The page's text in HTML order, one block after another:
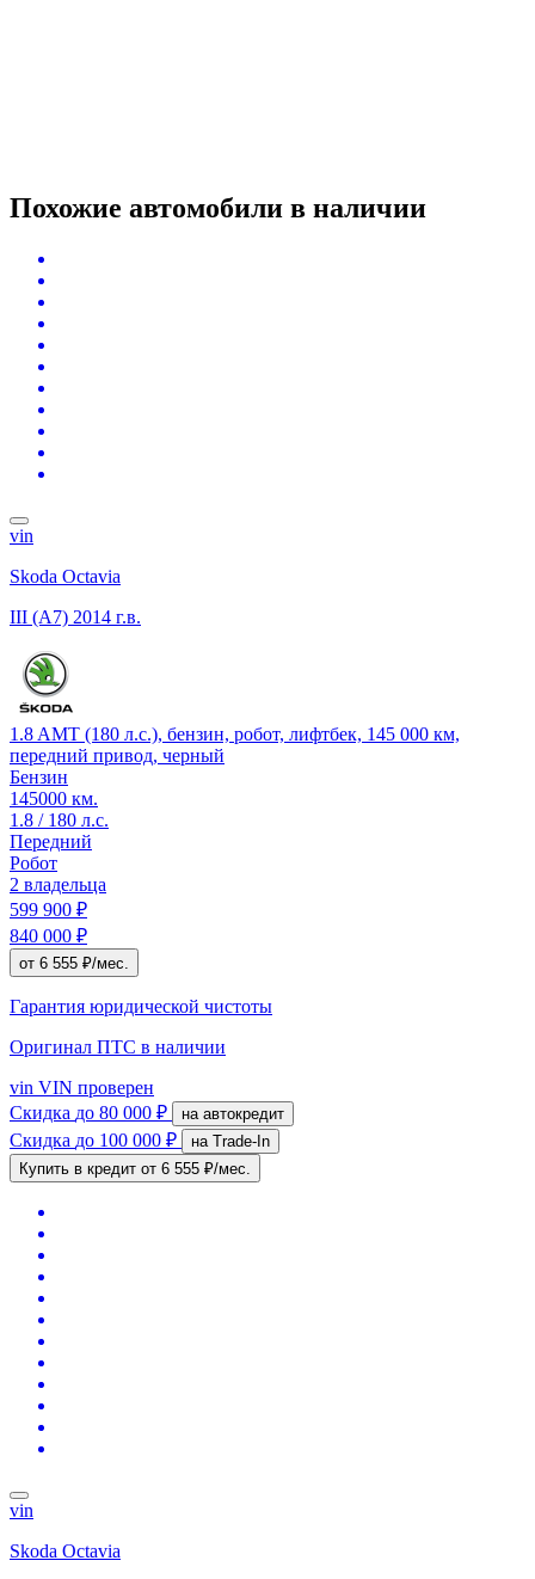
Похожие автомобили в наличии
vin
Skoda Octavia
III (A7) 2014 г.в.
1.8 AMT (180 л.с.), бензин, робот, лифтбек, 145 000 км,
передний привод, черный
Бензин
145000 км.
1.8 / 180 л.с.
Передний
Робот
2 владельца
599 900 ₽
840 000 ₽
от 6 555 ₽/мес.
Гарантия юридической чистоты
Оригинал ПТС в наличии
vin VIN проверен
Скидка до 80 000 ₽ на автокредит
Скидка до 100 000 ₽
на Trade-In
Купить в кредит от 6 555 ₽/мес.
vin
Skoda Octavia